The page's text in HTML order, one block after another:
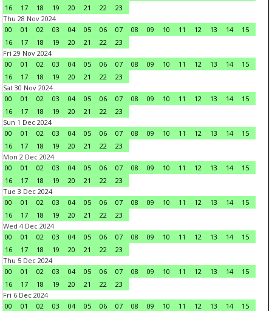
16
17 18 19 20 21 22
23
Thu 28 Nov 2024
00
01 02 03 04 05 06 07 08 09 10 11 12 13 14
15
16
17 18 19 20 21 22
23
Fri 29 Nov 2024
00
01 02 03 04 05 06 07 08 09 10 11 12 13 14
15
16
17 18 19 20 21 22
23
Sat 30 Nov 2024
00
01 02 03 04 05 06 07 08 09 10 11 12 13 14
15
16
17 18 19 20 21 22
23
Sun 1 Dec 2024
00
01 02 03 04 05 06 07 08 09 10 11 12 13 14
15
16
17 18 19 20 21 22
23
Mon 2 Dec 2024
00
01 02 03 04 05 06 07 08 09 10 11 12 13 14
15
16
17 18 19 20 21 22
23
Tue 3 Dec 2024
00
01 02 03 04 05 06 07 08 09 10 11 12 13 14
15
16
17 18 19 20 21 22
23
Wed 4 Dec 2024
00
01 02 03 04 05 06 07 08 09 10 11 12 13 14
15
16
17 18 19 20 21 22
23
Thu 5 Dec 2024
00
01 02 03 04 05 06 07 08 09 10 11 12 13 14
15
16
17 18 19 20 21 22
23
Fri 6 Dec 2024
00
01 02 03 04 05 06 07 08 09 10 11 12 13 14
15